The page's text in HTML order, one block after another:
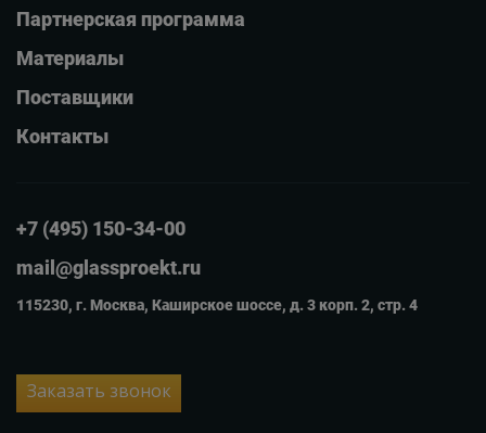
Партнерская программа
Материалы
Поставщики
Контакты
+7 (495) 150-34-00
mail@glassproekt.ru
115230, г. Москва, Каширское шоссе, д. 3 корп. 2, стр. 4
Заказать звонок